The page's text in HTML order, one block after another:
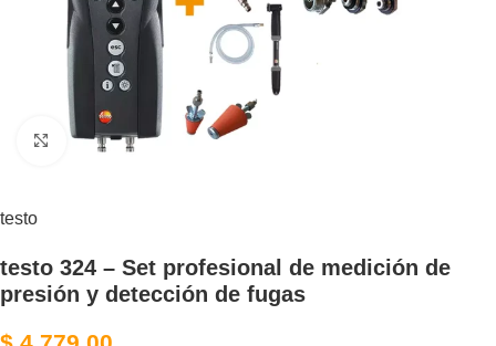
Click to enlarge
testo
testo 324 – Set profesional de medición de
presión y detección de fugas